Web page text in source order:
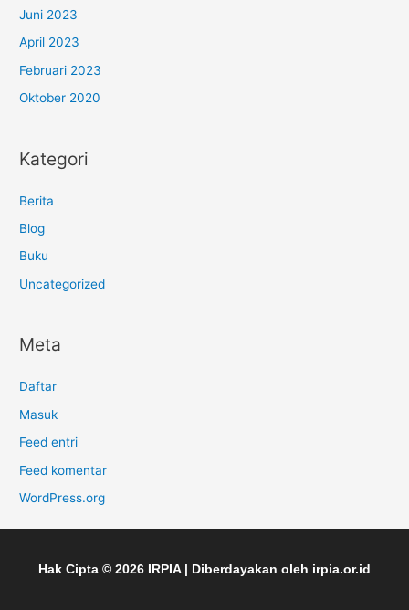
Juni 2023
April 2023
Februari 2023
Oktober 2020
Kategori
Berita
Blog
Buku
Uncategorized
Meta
Daftar
Masuk
Feed entri
Feed komentar
WordPress.org
Hak Cipta © 2026 IRPIA| Diberdayakan oleh irpia.or.id